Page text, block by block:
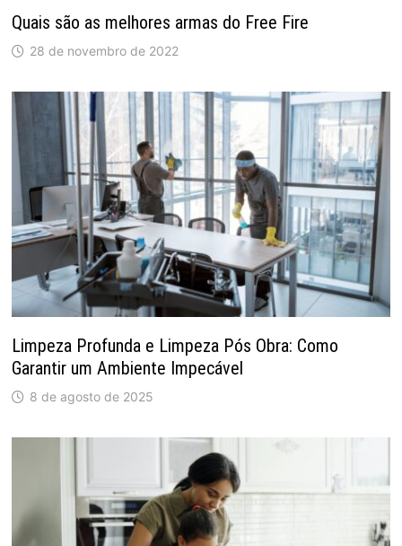
Quais são as melhores armas do Free Fire
28 de novembro de 2022
Limpeza Profunda e Limpeza Pós Obra: Como
Garantir um Ambiente Impecável
8 de agosto de 2025